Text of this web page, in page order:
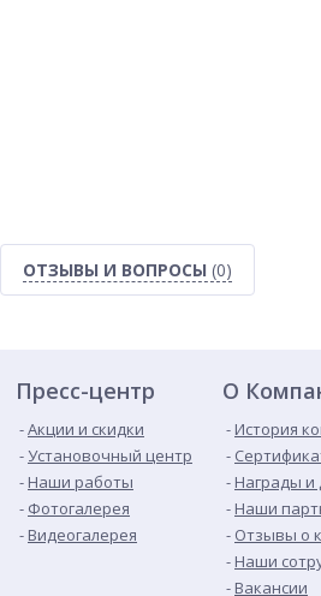
ОТЗЫВЫ И ВОПРОСЫ (0)
Пресс-центр
Акции и скидки
Установочный центр
Наши работы
Фотогалерея
Видеогалерея
О
История
Награды и
Наши
Отзывы о
Наши
Вакансии